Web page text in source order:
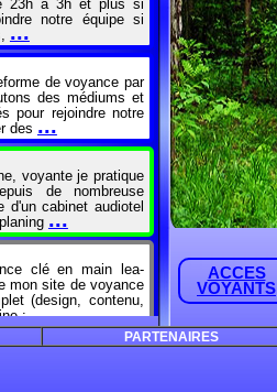
23h a 3h et plus si
notre équipe si
...
de voyance par
des médiums et
pour rejoindre notre
des ...
voyante je pratique
de nombreuse
cabinet audiotel
...
clé en main lea-
mon site de voyance
(design, contenu,
:...
ACCES
VOYANTS
PARTENAIRES